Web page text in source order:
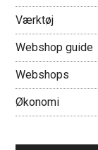
Værktøj
Webshop guide
Webshops
Økonomi